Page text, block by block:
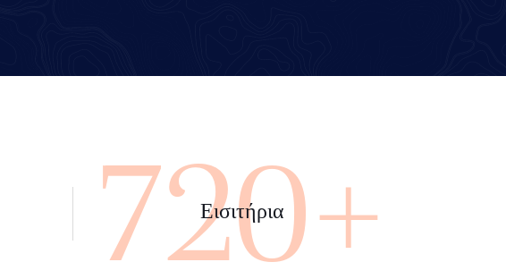
4000+
Εισιτήρια